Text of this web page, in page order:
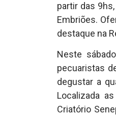
partir das
Embriões.
destaque na
Neste
pecuaristas
degustar a
Localizada
Criatório